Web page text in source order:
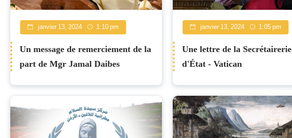
janvier 13, 2024 1:10 pm
Un message de remerciement de la
part de Mgr Jamal Daibes
janvier 13, 2024 1:05 pm
Une lettre de la Secrétairerie
d'État - Vatican